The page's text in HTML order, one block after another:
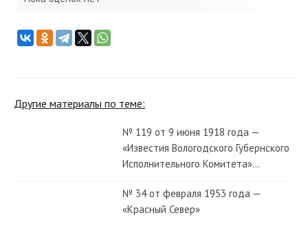
Другие материалы по теме:
№ 119 от 9 июня 1918 года —
«Известия Вологодского Губернского
Исполнительного Комитета»...
№ 34 от февраля 1953 года —
«Красный Север»